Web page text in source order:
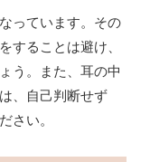
っています。その
することは避け、
う。また、耳の中
、自己判断せず
さい。